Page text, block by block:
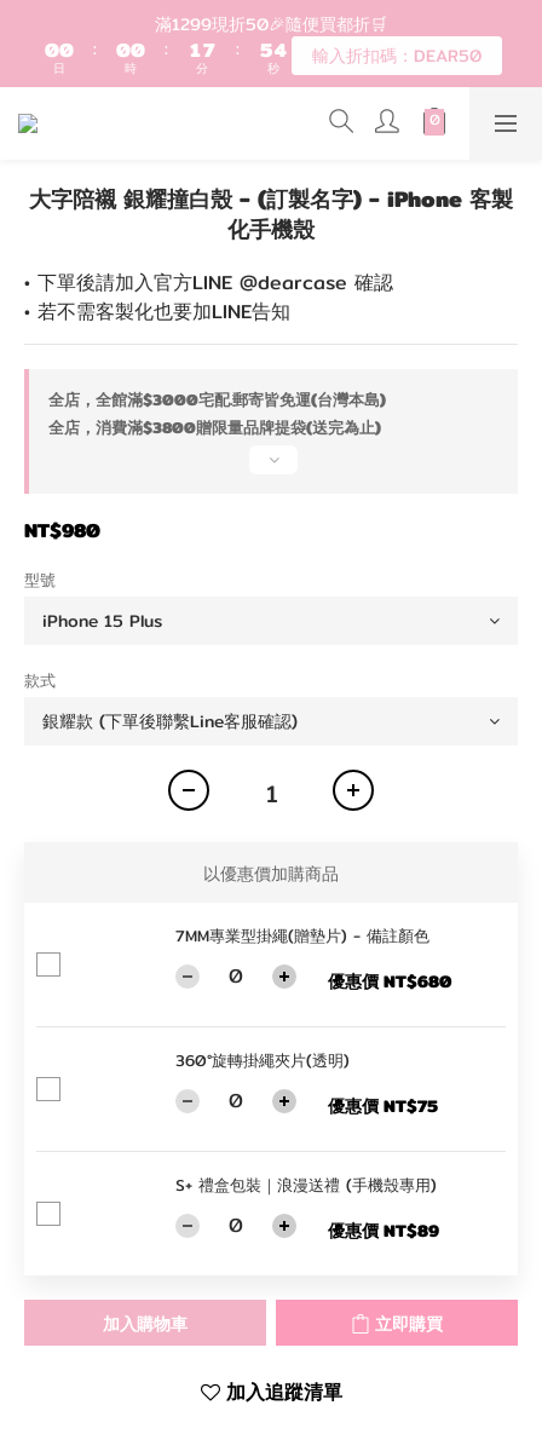
登入會員滿$1200超取免運 - 輸入折扣碼：DEAR20
滿1299現折50🎉隨便買都折🛒
00
日
:
00
時
:
2
1
0
8
7
6
2
1
分
:
6
5
4
0
4
3
2
秒 輸入折扣碼：DEAR50
歡迎首購!滿1000全館95折! 新客領卷去~
登入會員滿$1200超取免運 - 輸入折扣碼：DEAR20
大字陪襯 銀耀撞白殼 - (訂製名字) - iPhone 客製
化手機殼
• 下單後請加入官方LINE @dearcase 確認
• 若不需客製化也要加LINE告知
全店，全館滿$3000宅配.郵寄皆免運(台灣本島)
全店，消費滿$3800贈限量品牌提袋(送完為止)
NT$980
型號
款式
以優惠價加購商品
7MM專業型掛繩(贈墊片) - 備註顏色
優惠價 NT$680
360°旋轉掛繩夾片(透明)
優惠價 NT$75
S+ 禮盒包裝｜浪漫送禮 (手機殼專用)
優惠價 NT$89
加入購物車 立即購買
加入追蹤清單